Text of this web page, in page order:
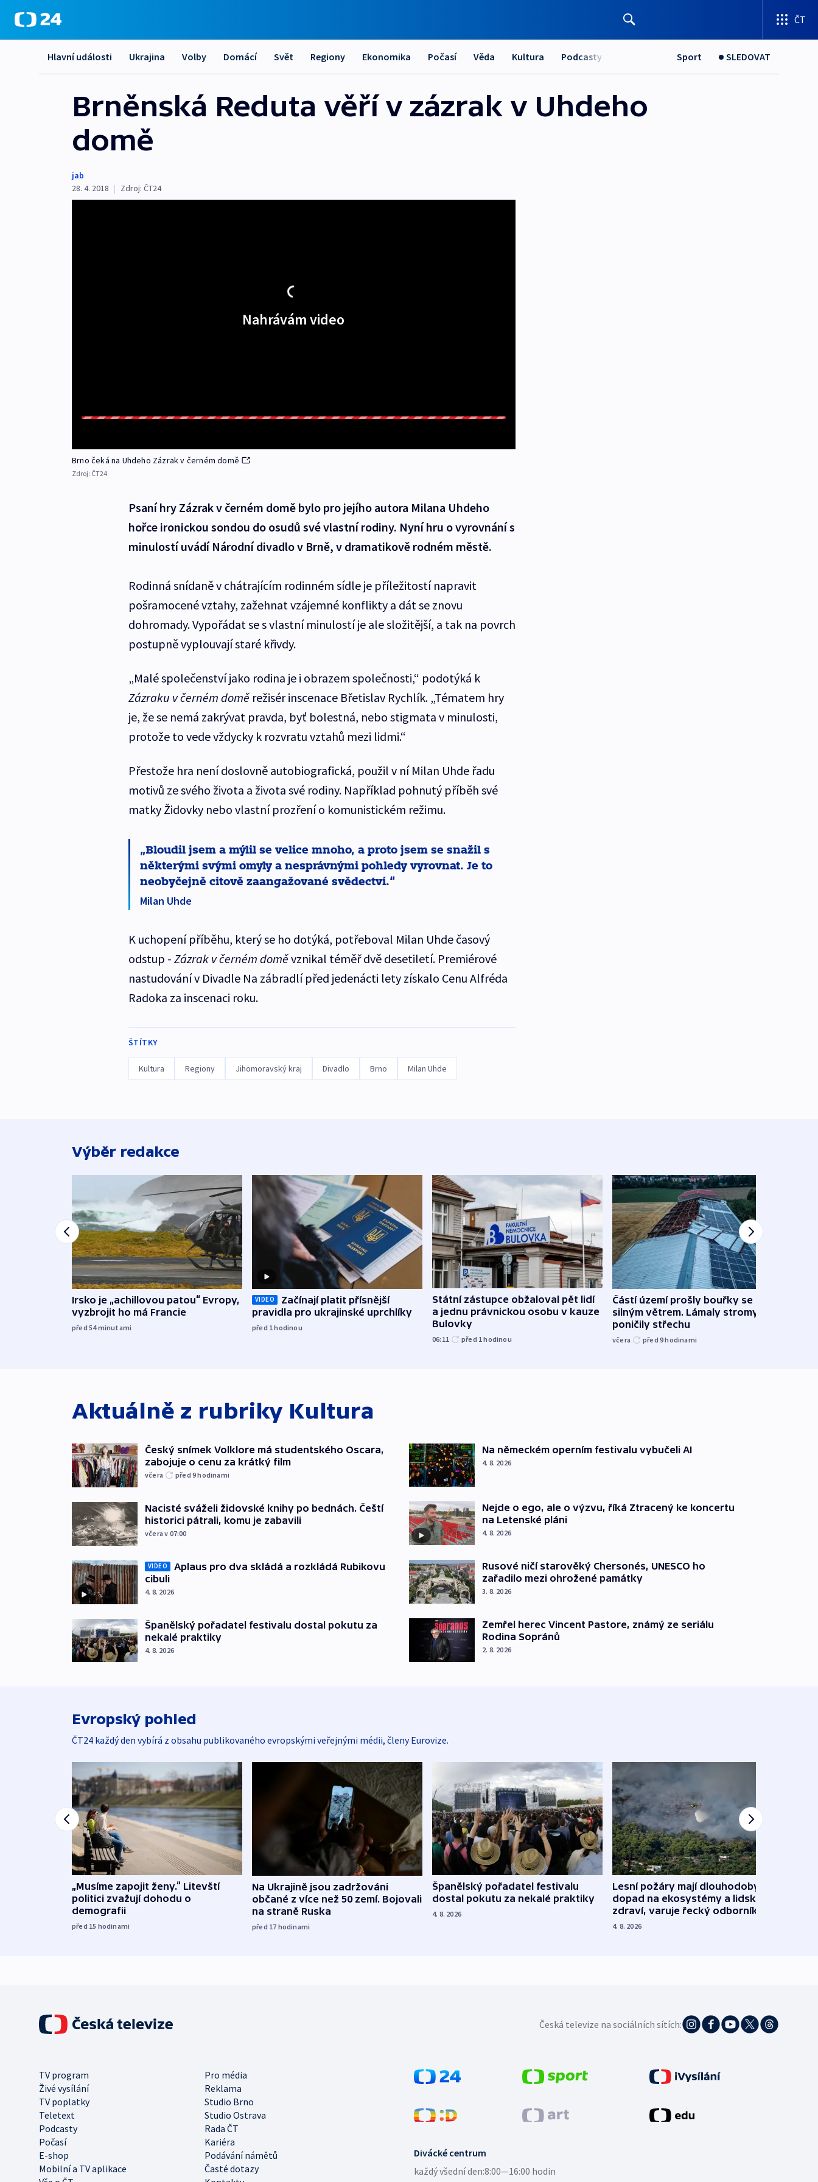
ČT
Hlavní události Ukrajina Volby Domácí Svět Regiony Ekonomika Počasí Věda Kultura Podcasty Sport SLEDOVAT
Brněnská Reduta věří v zázrak v Uhdeho
domě
jab
28. 4. 2018 | Zdroj: ČT24
Nahrávám video
Brno čeká na Uhdeho Zázrak v černém domě
Zdroj: ČT24
Psaní hry Zázrak v černém domě bylo pro jejího autora Milana Uhdeho
hořce ironickou sondou do osudů své vlastní rodiny. Nyní hru o vyrovnání s
minulostí uvádí Národní divadlo v Brně, v dramatikově rodném městě.
Rodinná snídaně v chátrajícím rodinném sídle je příležitostí napravit
pošramocené vztahy, zažehnat vzájemné konflikty a dát se znovu
dohromady. Vypořádat se s vlastní minulostí je ale složitější, a tak na povrch
postupně vyplouvají staré křivdy.
„Malé společenství jako rodina je i obrazem společnosti,“ podotýká k
Zázraku v černém doměrežisér inscenace Břetislav Rychlík. „Tématem hry
je, že se nemá zakrývat pravda, byť bolestná, nebo stigmata v minulosti,
protože to vede vždycky k rozvratu vztahů mezi lidmi.“
Přestože hra není doslovně autobiografická, použil v ní Milan Uhde řadu
motivů ze svého života a života své rodiny. Například pohnutý příběh své
matky Židovky nebo vlastní prozření o komunistickém režimu.
Bloudil jsem a mýlil se velice mnoho, a proto jsem se snažil s
některými svými omyly a nesprávnými pohledy vyrovnat. Je to
neobyčejně citově zaangažované svědectví.
Milan Uhde
K uchopení příběhu, který se ho dotýká, potřeboval Milan Uhde časový
odstup - Zázrak v černém doměvznikal téměř dvě desetiletí. Premiérové
nastudování v Divadle Na zábradlí před jedenácti lety získalo Cenu Alfréda
Radoka za inscenaci roku.
ŠTÍTKY
Kultura Regiony Jihomoravský kraj Divadlo Brno Milan Uhde
Výběr redakce
Irsko je „achillovou patou“ Evropy,
vyzbrojit ho má Francie
před 54minutami
VIDEO
Začínají platit přísnější
pravidla pro ukrajinské uprchlíky
před 1hodinou
Státní zástupce obžaloval pět lidí
a jednu právnickou osobu v kauze
Bulovky
06:11 před 1hodinou
Částí území prošly bouřky se
silným větrem. Lámaly stromy a
poničily střechu
včera před 9hodinami
Aktuálně z rubriky Kultura
Český snímek Volklore má studentského Oscara,
zabojuje o cenu za krátký film
včera před 9hodinami
Nacisté sváželi židovské knihy po bednách. Čeští
historici pátrali, komu je zabavili
včera v 07:00
VIDEO
Aplaus pro dva skládá a rozkládá Rubikovu
cibuli
4. 8. 2026
Španělský pořadatel festivalu dostal pokutu za
nekalé praktiky
4. 8. 2026
Na německém operním festivalu vybučeli AI
4. 8. 2026
Nejde o ego, ale o výzvu, říká Ztracený ke koncertu
na Letenské pláni
4. 8. 2026
Rusové ničí starověký Chersonés, UNESCO ho
zařadilo mezi ohrožené památky
3. 8. 2026
Zemřel herec Vincent Pastore, známý ze seriálu
Rodina Sopránů
2. 8. 2026
Evropský pohled
ČT24 každý den vybírá z obsahu publikovaného evropskými veřejnými médii, členy Eurovize.
„Musíme zapojit ženy.“ Litevští
politici zvažují dohodu o
demografii
před 15 hodinami
Na Ukrajině jsou zadržováni
občané z více než 50 zemí. Bojovali
na straně Ruska
před 17 hodinami
Španělský pořadatel festivalu
dostal pokutu za nekalé praktiky
4. 8. 2026
Lesní požáry mají dlouhodobý
dopad na ekosystémy a lidské
zdraví, varuje řecký odborník
4. 8. 2026
Česká televize na sociálních sítích:
TV program
Pro média
Živé vysílání
Reklama
TV poplatky
Studio Brno
Teletext
Studio Ostrava
Podcasty
Rada ČT
Počasí
Kariéra
E-shop
Podávání námětů
Mobilní a TV aplikace
Časté dotazy
Divácké centrum
každý všední den:8:00—16:00 hodin